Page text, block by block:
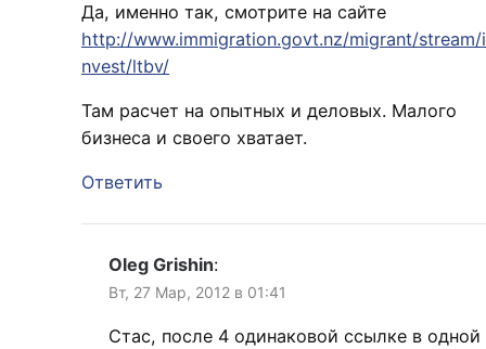
Да, именно так, смотрите на сайте
http://www.immigration.govt.nz/migrant/stream/i
nvest/ltbv/
Там расчет на опытных и деловых. Малого
бизнеса и своего хватает.
Ответить
Oleg Grishin:
Вт, 27 Мар, 2012 в 01:41
Стас, после 4 одинаковой ссылке в одной